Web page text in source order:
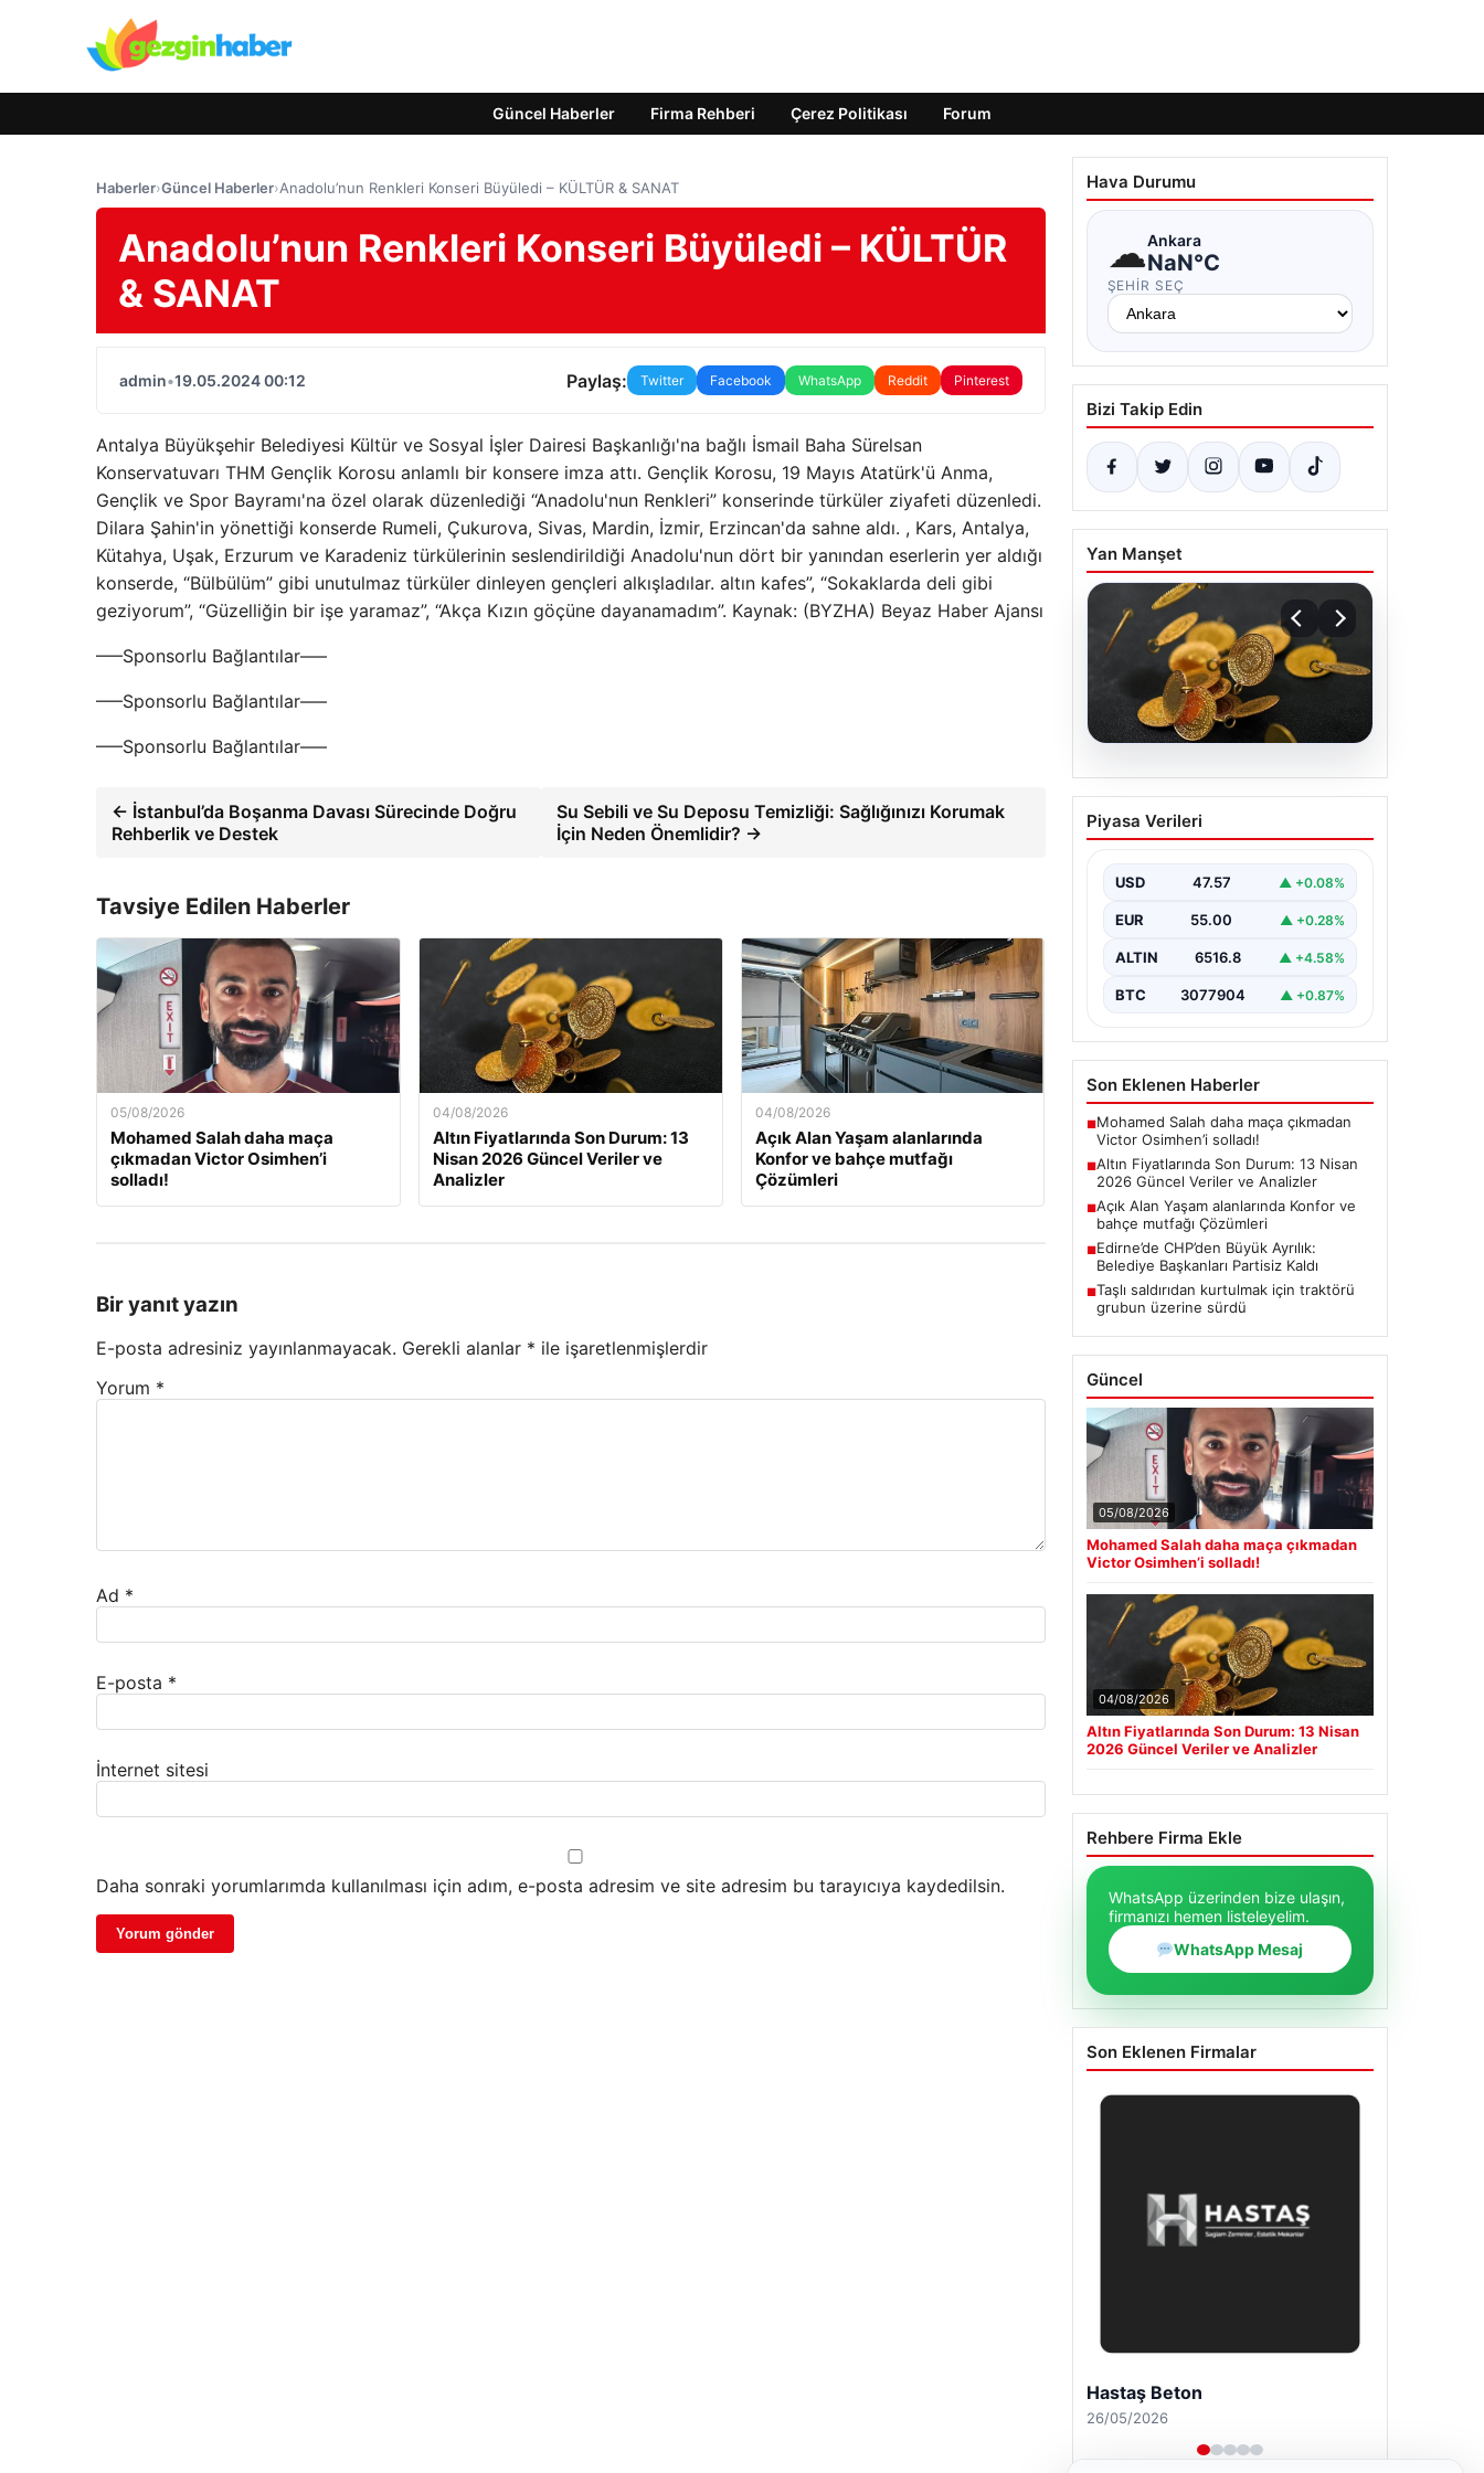
Güncel Haberler Firma Rehberi Çerez Politikası Forum
Haberler›Güncel Haberler›Anadolu’nun Renkleri Konseri Büyüledi – KÜLTÜR & SANAT
Anadolu’nun Renkleri Konseri Büyüledi – KÜLTÜR
& SANAT
admin•19.05.2024 00:12 Paylaş: Twitter Facebook WhatsApp Reddit Pinterest
Antalya Büyükşehir Belediyesi Kültür ve Sosyal İşler Dairesi Başkanlığı'na bağlı İsmail Baha Sürelsan
Konservatuvarı THM Gençlik Korosu anlamlı bir konsere imza attı. Gençlik Korosu, 19 Mayıs Atatürk'ü Anma,
Gençlik ve Spor Bayramı'na özel olarak düzenlediği “Anadolu'nun Renkleri” konserinde türküler ziyafeti düzenledi.
Dilara Şahin'in yönettiği konserde Rumeli, Çukurova, Sivas, Mardin, İzmir, Erzincan'da sahne aldı. , Kars, Antalya,
Kütahya, Uşak, Erzurum ve Karadeniz türkülerinin seslendirildiği Anadolu'nun dört bir yanından eserlerin yer aldığı
konserde, “Bülbülüm” gibi unutulmaz türküler dinleyen gençleri alkışladılar. altın kafes”, “Sokaklarda deli gibi
geziyorum”, “Güzelliğin bir işe yaramaz”, “Akça Kızın göçüne dayanamadım”. Kaynak: (BYZHA) Beyaz Haber Ajansı
—–Sponsorlu Bağlantılar—–
—–Sponsorlu Bağlantılar—–
—–Sponsorlu Bağlantılar—–
← İstanbul’da Boşanma Davası Sürecinde Doğru
Rehberlik ve Destek
Su Sebili ve Su Deposu Temizliği: Sağlığınızı Korumak
İçin Neden Önemlidir? →
Tavsiye Edilen Haberler
05/08/2026
Mohamed Salah daha maça
çıkmadan Victor Osimhen’i
solladı!
04/08/2026
Altın Fiyatlarında Son Durum: 13
Nisan 2026 Güncel Veriler ve
Analizler
04/08/2026
Açık Alan Yaşam alanlarında
Konfor ve bahçe mutfağı
Çözümleri
Bir yanıt yazın
E-posta adresiniz yayınlanmayacak. Gerekli alanlar * ile işaretlenmişlerdir
Yorum *
Ad *
E-posta *
İnternet sitesi
Daha sonraki yorumlarımda kullanılması için adım, e-posta adresim ve site adresim bu tarayıcıya kaydedilsin.
Hava Durumu
☁Ankara
NaN°C
ŞEHIR SEÇ
Bizi Takip Edin
Yan Manşet
04.08.2026
Altın Fiyatlarında Son
Durum: 13 Nisan 2026
Analizler
Altın piyasalarında 13 Nisan 2026
itibarıyla yaşanan gelişmeler
yatırımcıların gündeminde önemli
yer tutuyor. ABD…
Piyasa Verileri
USD 47.57 ▲ +0.08%
EUR 55.00 ▲ +0.28%
ALTIN 6516.8 ▲ +4.58%
BTC 3077904 ▲ +0.87%
Son Eklenen Haberler
■Mohamed Salah daha maça çıkmadan
Victor Osimhen’i solladı!
■Altın Fiyatlarında Son Durum: 13 Nisan
2026 Güncel Veriler ve Analizler
■Açık Alan Yaşam alanlarında Konfor ve
bahçe mutfağı Çözümleri
■Edirne’de CHP’den Büyük Ayrılık:
Belediye Başkanları Partisiz Kaldı
■Taşlı saldırıdan kurtulmak için traktörü
grubun üzerine sürdü
Güncel
05/08/2026
Mohamed Salah daha maça çıkmadan
Victor Osimhen’i solladı!
04/08/2026
Altın Fiyatlarında Son Durum: 13 Nisan
2026 Güncel Veriler ve Analizler
Rehbere Firma Ekle
WhatsApp üzerinden bize ulaşın,
firmanızı hemen listeleyelim.
WhatsApp Mesaj
Son Eklenen Firmalar
Hastaş Beton
26/05/2026